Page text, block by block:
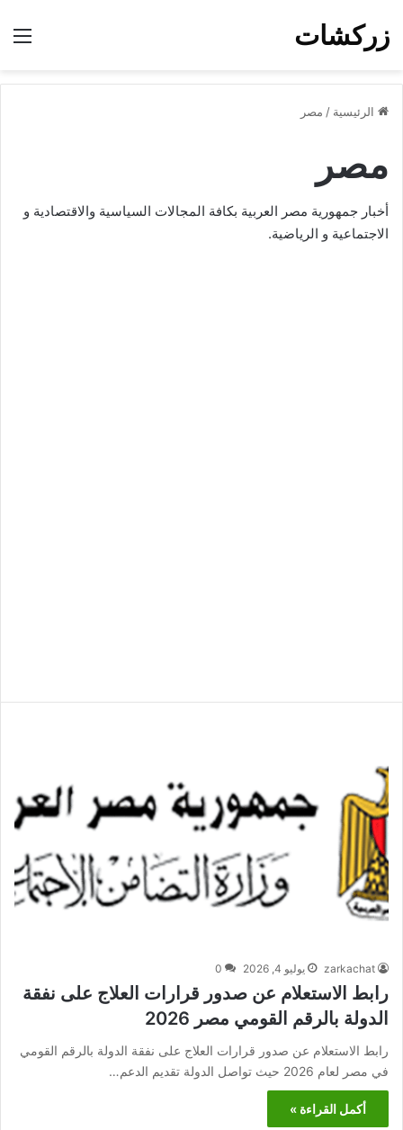
زركشات
الرئيسية / مصر
مصر
أخبار جمهورية مصر العربية بكافة المجالات السياسية والاقتصادية و
الاجتماعية و الرياضية.
zarkachat يوليو 4, 2026 0
رابط الاستعلام عن صدور قرارات العلاج على نفقة
الدولة بالرقم القومي مصر 2026
رابط الاستعلام عن صدور قرارات العلاج على نفقة الدولة بالرقم القومي
في مصر لعام 2026 حيث تواصل الدولة تقديم الدعم…
أكمل القراءة »